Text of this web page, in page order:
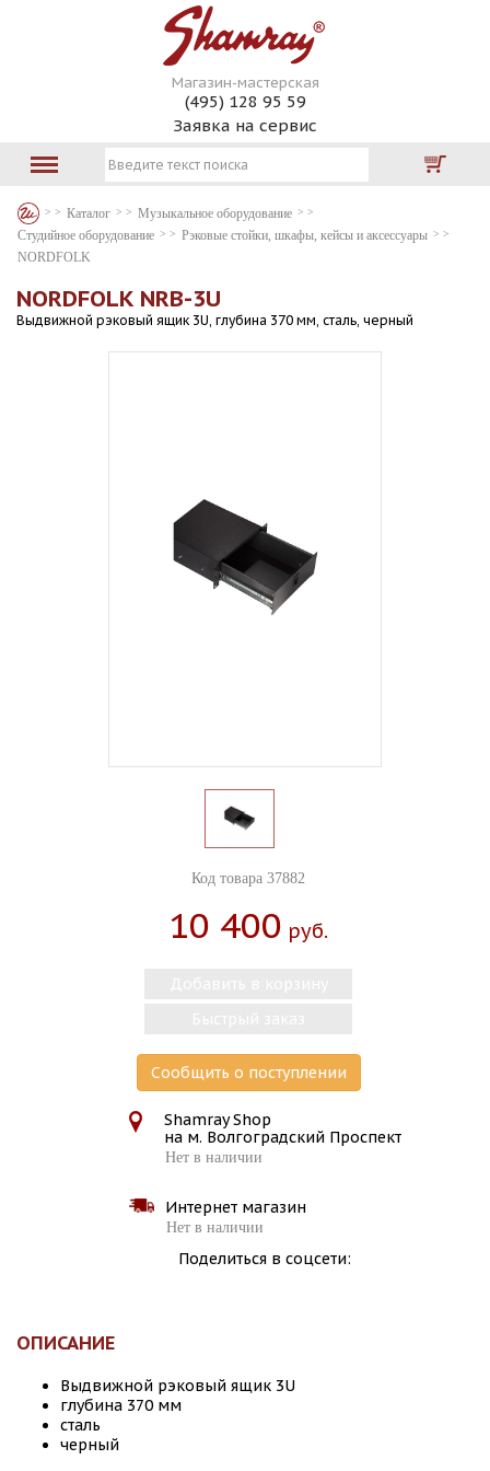
Магазин-мастерская
(495) 128 95 59
Заявка на сервис
Каталог
Музыкальное оборудование
Студийное оборудование
Рэковые стойки, шкафы, кейсы и аксессуары
NORDFOLK
NORDFOLK NRB-3U
Выдвижной рэковый ящик 3U, глубина 370 мм, сталь, черный
Код товара 37882
10 400 Руб.
Сообщить о поступлении
Shamray Shop
на м. Волгоградский Проспект
Нет в наличии
Интернет магазин
Нет в наличии
Поделиться в соцсети:
ОПИСАНИЕ
Выдвижной рэковый ящик 3U
глубина 370 мм
сталь
черный